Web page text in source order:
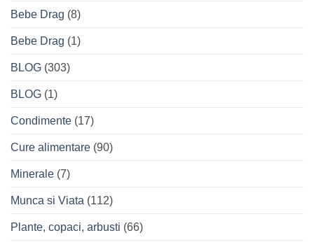
Bebe Drag (8)
Bebe Drag (1)
BLOG (303)
BLOG (1)
Condimente (17)
Cure alimentare (90)
Minerale (7)
Munca si Viata (112)
Plante, copaci, arbusti (66)